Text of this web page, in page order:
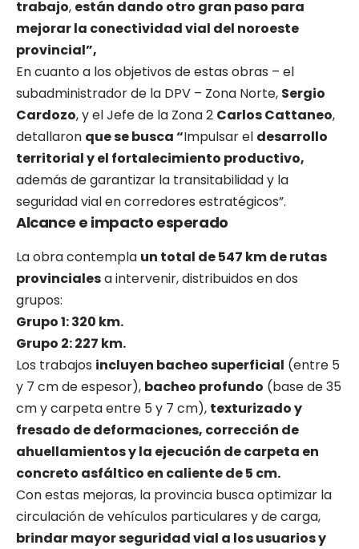
trabajo, están dando otro gran paso para
mejorar la conectividad vial del noroeste
provincial”,
En cuanto a los objetivos de estas obras – el
subadministrador de la DPV – Zona Norte, Sergio
Cardozo, y el Jefe de la Zona 2 Carlos Cattaneo,
detallaron que se busca “Impulsar el desarrollo
territorial y el fortalecimiento productivo,
además de garantizar la transitabilidad y la
seguridad vial en corredores estratégicos”.
Alcance e impacto esperado
La obra contempla un total de 547 km de rutas
provincialesa intervenir, distribuidos en dos
grupos:
Grupo 1: 320 km.
Grupo 2: 227 km.
Los trabajos incluyen bacheo superficial (entre 5
y 7 cm de espesor), bacheo profundo (base de 35
cm y carpeta entre 5 y 7 cm), texturizado y
fresado de deformaciones, corrección de
ahuellamientos y la ejecución de carpeta en
concreto asfáltico en caliente de 5 cm.
Con estas mejoras, la provincia busca optimizar la
circulación de vehículos particulares y de carga,
brindar mayor seguridad vial a los usuarios y